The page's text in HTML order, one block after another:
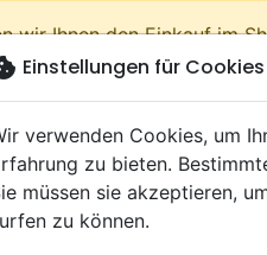
wir Ihnen den Einkauf im
Neuheiten
Einstellungen für Cookies
verwenden Cookies, um
zu bieten.
müssen sie akzeptieren,
zu können.